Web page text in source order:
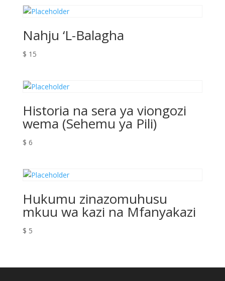
Nahju ‘L-Balagha
$ 15
Historia na sera ya viongozi
wema (Sehemu ya Pili)
$ 6
Hukumu zinazomuhusu
mkuu wa kazi na Mfanyakazi
$ 5